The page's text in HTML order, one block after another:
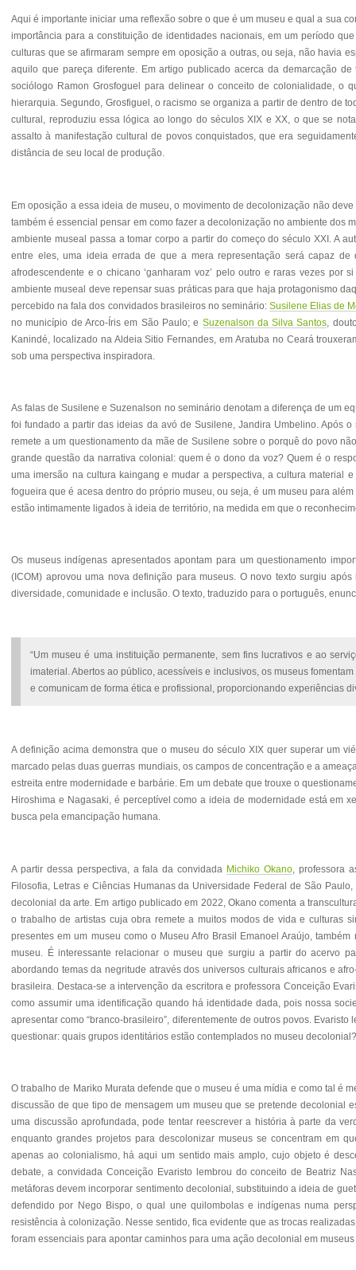
Aqui é importante iniciar uma reflexão sobre o que é um museu e qual a sua
importância para a constituição de identidades nacionais, em um período
culturas que se afirmaram sempre em oposição a outras, ou seja, não havia
aquilo que pareça diferente. Em artigo publicado acerca da demarcação
sociólogo Ramon Grosfoguel para delinear o conceito de colonialidade, o
hierarquia. Segundo, Grosfiguel, o racismo se organiza a partir de dentro de
cultural, reproduziu essa lógica ao longo do séculos XIX e XX, o que se
assalto à manifestação cultural de povos conquistados, que era
distância de seu local de produção.
Em oposição a essa ideia de museu, o movimento de decolonização não
também é essencial pensar em como fazer a decolonização no ambiente dos
ambiente museal passa a tomar corpo a partir do começo do século XXI. A
entre eles, uma ideia errada de que a mera representação será capaz
afrodescendente e o chicano ‘ganharam voz’ pelo outro e raras vezes por
ambiente museal deve repensar suas práticas para que haja protagonismo
percebido na fala dos convidados brasileiros no seminário: Susilene Elias de
no município de Arco-Íris em São Paulo; e Suzenalson da Silva Santos ,
Kanindé, localizado na Aldeia Sitio Fernandes, em Aratuba no Ceará
sob uma perspectiva inspiradora.
As falas de Susilene e Suzenalson no seminário denotam a diferença de um
foi fundado a partir das ideias da avó de Susilene, Jandira Umbelino. Após o
remete a um questionamento da mãe de Susilene sobre o porquê do povo
grande questão da narrativa colonial: quem é o dono da voz? Quem é o
uma imersão na cultura kaingang e mudar a perspectiva, a cultura material
fogueira que é acesa dentro do próprio museu, ou seja, é um museu para
estão intimamente ligados à ideia de território, na medida em que o
Os museus indígenas apresentados apontam para um questionamento
(ICOM) aprovou uma nova definição para museus.
O novo texto surgiu após
diversidade, comunidade e inclusão. O texto, traduzido para o português,
“Um museu é uma instituição permanente, sem fins lucrativos e ao
imaterial. Abertos ao público, acessíveis e inclusivos, os museus
e comunicam de forma ética e profissional, proporcionando experiências
A definição acima demonstra que o museu do século XIX quer superar um
marcado pelas duas guerras mundiais, os campos de concentração e a
estreita entre modernidade e barbárie
. Em um debate que trouxe o
Hiroshima e Nagasaki, é perceptível como a ideia de modernidade está em
busca pela emancipação humana.
A partir dessa perspectiva, a fala da convidada Michiko Okano, professora
Filosofia, Letras e Ciências Humanas da Universidade Federal de São
decolonial da arte. Em artigo publicado em 2022, Okano comenta a
o trabalho de artistas cuja obra remete a muitos modos de vida e culturas
presentes em um museu como o Museu Afro Brasil Emanoel Araújo,
museu. É interessante relacionar o museu que surgiu a partir do acervo
abordando temas da negritude através dos universos culturais africanos e
brasileira. Destaca-se a intervenção da escritora e professora Conceição
como assumir uma identificação quando há identidade dada, pois nossa
apresentar como “branco-brasileiro”, diferentemente de outros povos.
questionar: quais grupos identitários estão contemplados no museu
O trabalho de Mariko Murata defende que o museu é uma mídia e como tal é
discussão de que tipo de mensagem um museu que se pretende decolonial
uma discussão aprofundada, pode tentar reescrever a história à parte da
enquanto grandes projetos para descolonizar museus se concentram em
apenas ao colonialismo, há aqui um sentido mais amplo, cujo objeto é
debate, a convidada Conceição Evaristo lembrou do conceito de Beatriz
metáforas devem incorporar sentimento decolonial, substituindo a ideia de
defendido por Nego Bispo, o qual une quilombolas e indígenas numa
resistência à colonização.
Nesse sentido, fica evidente que as trocas
foram essenciais para apontar caminhos para uma ação decolonial em